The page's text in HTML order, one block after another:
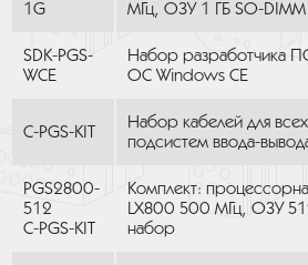
1G
МГц, ОЗУ 1 ГБ SO-DIMM
SDK-PGS-
WCE
Набор разработчика
ОС Windows CE
C-PGS-KIT
Набор кабелей для
подсистем ввода-вывода
PGS2800-
512
C-PGS-KIT
Комплект:
LX800 500 МГц, ОЗУ
набор